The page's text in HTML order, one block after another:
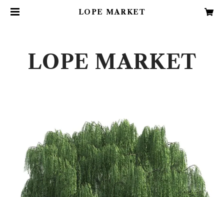
LOPE MARKET
LOPE MARKET